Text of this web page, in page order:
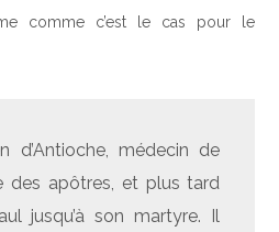
comme c’est le cas pour le
d’Antioche, médecin de
des apôtres, et plus tard
jusqu’à son martyre. Il